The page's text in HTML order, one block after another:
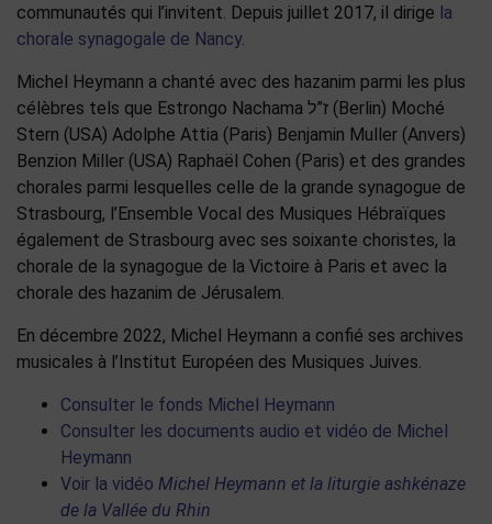
communautés qui l’invitent. Depuis juillet 2017, il dirige la
chorale synagogale de Nancy.
Michel Heymann a chanté avec des hazanim parmi les plus
célèbres tels que Estrongo Nachama ז”ל (Berlin) Moché
Stern (USA) Adolphe Attia (Paris) Benjamin Muller (Anvers)
Benzion Miller (USA) Raphaël Cohen (Paris) et des grandes
chorales parmi lesquelles celle de la grande synagogue de
Strasbourg, l’Ensemble Vocal des Musiques Hébraïques
également de Strasbourg avec ses soixante choristes, la
chorale de la synagogue de la Victoire à Paris et avec la
chorale des hazanim de Jérusalem.
En décembre 2022, Michel Heymann a confié ses archives
musicales à l’Institut Européen des Musiques Juives.
Consulter le fonds Michel Heymann
Consulter les documents audio et vidéo de Michel
Heymann
Voir la vidéo Michel Heymann et la liturgie ashkénaze
de la Vallée du Rhin